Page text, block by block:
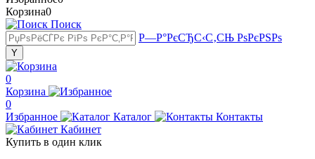
Корзина0
Поиск
Р—Р°РєСЂС‹С‚СЊ РѕРєРЅРѕ
0
Корзина
0
Избранное
Каталог
Контакты
Кабинет
Купить в один клик